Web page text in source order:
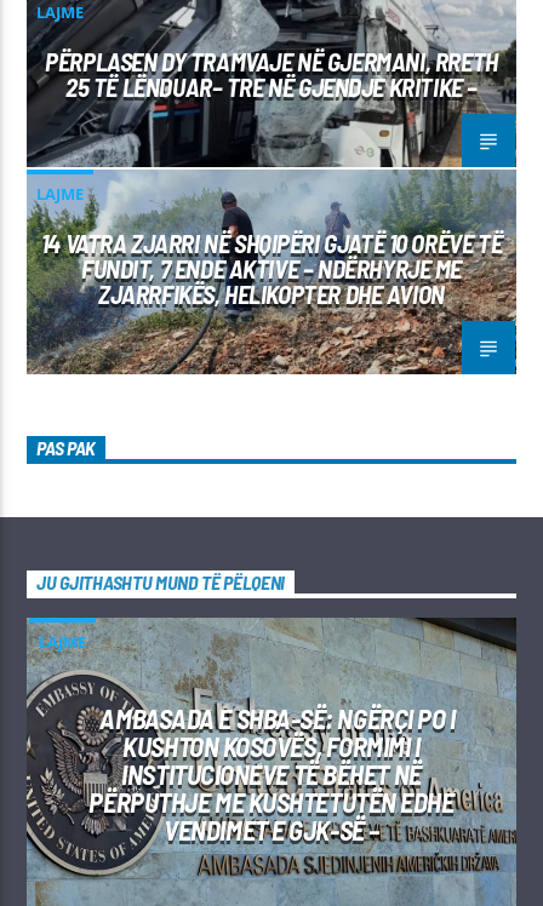
LAJME
PËRPLASEN DY TRAMVAJE NË GJERMANI, RRETH
25 TË LËNDUAR– TRE NË GJENDJE KRITIKE –
LAJME
14 VATRA ZJARRI NË SHQIPËRI GJATË 10 ORËVE TË
FUNDIT, 7 ENDE AKTIVE – NDËRHYRJE ME
ZJARRFIKËS, HELIKOPTER DHE AVION
PAS PAK
JU GJITHASHTU MUND TË PËLQENI
LAJME
AMBASADA E SHBA-SË: NGËRÇI PO I
KUSHTON KOSOVËS, FORMIMI I
INSTITUCIONEVE TË BËHET NË
PËRPUTHJE ME KUSHTETUTËN EDHE
VENDIMET E GJK-SË –